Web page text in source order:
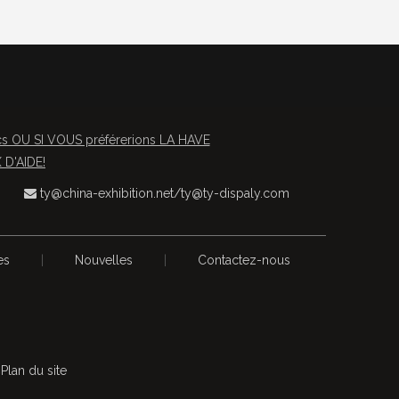
OU SI VOUS préférerions LA HAVE
 ty@china-exhibition.net/ty@ty-dispaly.com
Nouvelles Contactez-nous
Plan du site